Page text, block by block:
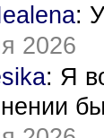
:
2026
: Я